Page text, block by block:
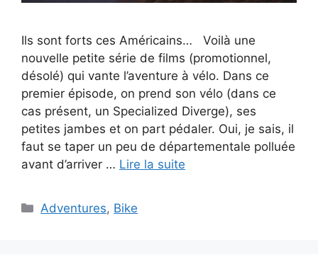
Ils sont forts ces Américains… Voilà une
nouvelle petite série de films (promotionnel,
désolé) qui vante l’aventure à vélo. Dans ce
premier épisode, on prend son vélo (dans ce
cas présent, un Specialized Diverge), ses
petites jambes et on part pédaler. Oui, je sais, il
faut se taper un peu de départementale polluée
avant d’arriver … Lire la suite
Catégories
Adventures, Bike